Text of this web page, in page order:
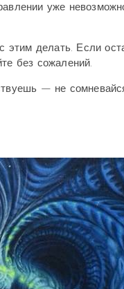
уже
этим делать. Если
без сожалений.
— не